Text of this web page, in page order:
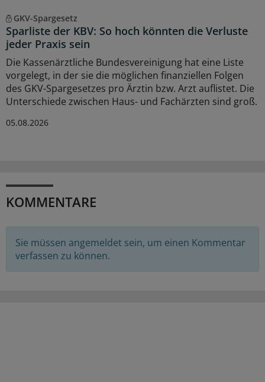
GKV-Spargesetz
Sparliste der KBV: So hoch könnten die Verluste
jeder Praxis sein
Die Kassenärztliche Bundesvereinigung hat eine Liste
vorgelegt, in der sie die möglichen finanziellen Folgen
des GKV-Spargesetzes pro Ärztin bzw. Arzt auflistet. Die
Unterschiede zwischen Haus- und Fachärzten sind groß.
05.08.2026
KOMMENTARE
Sie müssen angemeldet sein, um einen Kommentar
verfassen zu können.